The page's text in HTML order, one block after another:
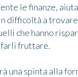
le finanze,
difficoltà a
che hanno
fruttare.
una spinta alla